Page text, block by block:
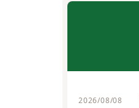
2026/08/08